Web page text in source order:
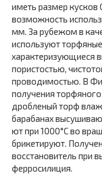
иметь размер
возмож­ность
мм. За рубежом в
используют
характеризующиеся
пористостью,
проводимостью. В
получения
дробленый торф
барабанах
ют при 1000°С во
брикетируют.
восстанови­тель при
ферросили­ция.